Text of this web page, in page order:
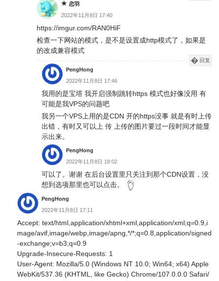
恋羽
2022年11月8日 17:40
https://imgur.com/RAN0HiF
检查一下网站的模式，是不是设置成http模式了，如果是
的改成兼容模式
回复
PengHong
2022年11月8日 17:46
我用的是宝塔 我开启强制跳转https 模式也好像没用 有
可能是我VPS的问题吧
我另一个VPS上用的是CDN 开的https没事 就是有时上传
出错，有时又可以上 传 上传的图片要过一段时间才能显
示出来。
PengHong
2022年11月8日 18:02
可以了。谢谢 在后台设置里只关注到那个CDN设置，没
想到选项那里也可以点击。
PengHong
2022年11月8日 17:11
Accept: text/html,application/xhtml+xml,application/xml;q=0.9,i
mage/avif,image/webp,image/apng,*/*;q=0.8,application/signed
-exchange;v=b3;q=0.9
Upgrade-Insecure-Requests: 1
User-Agent: Mozilla/5.0 (Windows NT 10.0; Win64; x64) Apple
WebKit/537.36 (KHTML, like Gecko) Chrome/107.0.0.0 Safari/